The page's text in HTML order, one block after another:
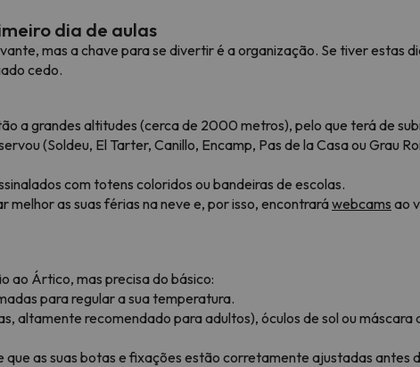
dia de aulas
mas a chave para se divertir é a organização. Se tiver estas
cedo.
a grandes altitudes (cerca de 2000 metros), pelo que terá de
(Soldeu, El Tarter, Canillo, Encamp, Pas de la Casa ou Grau
com totens coloridos ou bandeiras de escolas.
as suas férias na neve e, por isso, encontraráwebcams ao
ao Ártico, mas precisa do básico:
para regular a sua temperatura.
altamente recomendado para adultos), óculos de sol ou
as suas botas e fixações estão corretamente ajustadas antes